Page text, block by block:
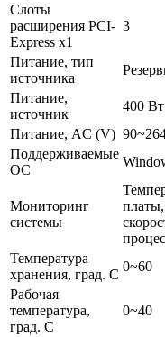
Слоты
расширения PCI-
Express x1
3
Питание, тип
источника
Питание,
источник
400 Вт
Питание, AC (V)
Поддерживаемые
ОС
Мониторинг
системы
Температура
хранения, град. C
0~60
Рабочая
температура,
град. C
0~40